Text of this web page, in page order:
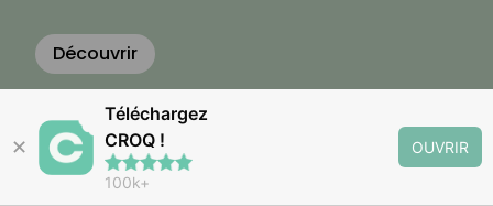
Découvrir
✕
Téléchargez
CROQ !
100k+
OUVRIR